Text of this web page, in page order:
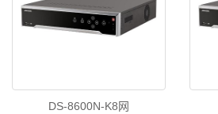
DS-8600N-K8网